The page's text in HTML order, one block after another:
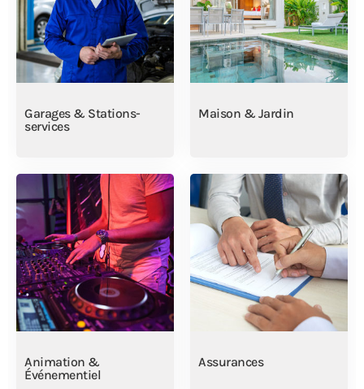
Garages & Stations-
services
Maison & Jardin
Animation &
Événementiel
Assurances